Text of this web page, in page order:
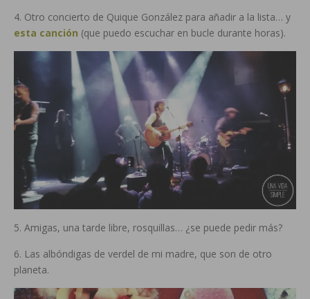
4. Otro concierto de Quique González para añadir a la lista… y
esta canción (que puedo escuchar en bucle durante horas).
5. Amigas, una tarde libre, rosquillas… ¿se puede pedir más?
6. Las albóndigas de verdel de mi madre, que son de otro
planeta.